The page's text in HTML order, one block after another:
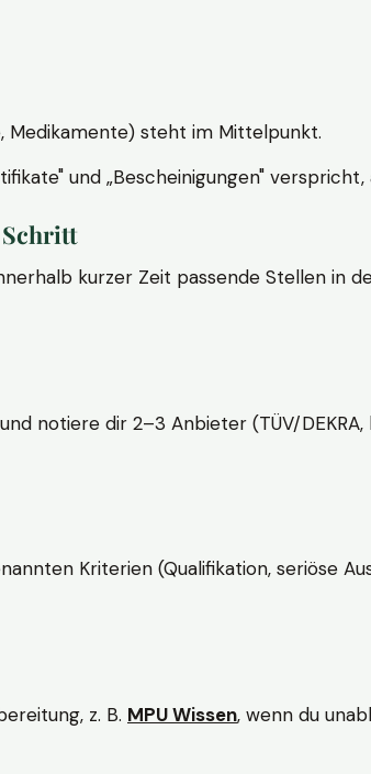
Medikamente) steht im Mittelpunkt.
und „Bescheinigungen"
kurzer Zeit passende Stellen in
notiere dir 2–3 Anbieter (TÜV/
Kriterien (Qualifikation, seriöse
z. B. MPU Wissen, wenn du